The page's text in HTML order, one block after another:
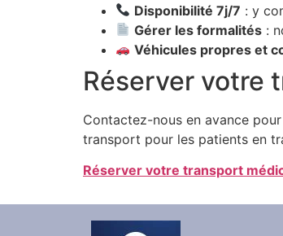
Disponibilité 7j/7 : y
Gérer les formalités :
Véhicules propres et
Réserver votre
Contactez-nous en avance
transport pour les patients en
Réserver votre transport